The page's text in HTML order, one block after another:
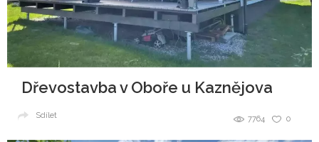
Dřevostavba v Oboře u Kaznějova
0
7764
Sdílet